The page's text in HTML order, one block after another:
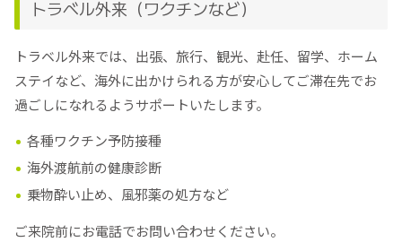
トラベル外来（ワクチンなど）
トラベル外来では、出張、旅行、観光、赴任、留学、ホーム
ステイなど、海外に出かけられる方が安心してご滞在先でお
過ごしになれるようサポートいたします。
各種ワクチン予防接種
海外渡航前の健康診断
乗物酔い止め、風邪薬の処方など
ご来院前にお電話でお問い合わせください。